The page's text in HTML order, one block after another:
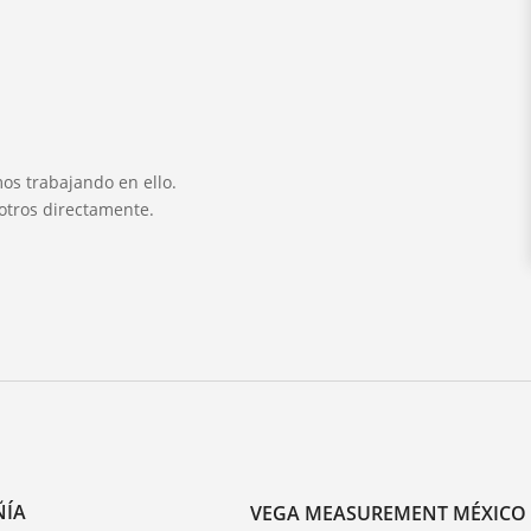
trabajando en ello.
directamente.
VEGA MEASUREMENT MÉXICO